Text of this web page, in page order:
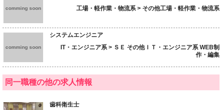
comming soon
工場・軽作業・物流系 > その他工場・軽作業・物流系
comming soon
システムエンジニア
IT・エンジニア系 > ＳＥ その他ＩＴ・エンジニア系 WEB制
作・編集
同一職種の他の求人情報
歯科衛生士